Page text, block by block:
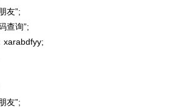
友”;
查询”;
友”;